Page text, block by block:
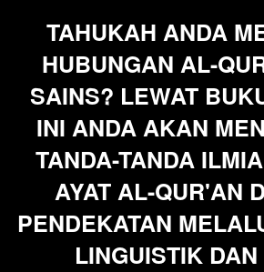
TAHUKAH ANDA
HUBUNGAN AL-
SAINS? LEWAT
INI ANDA AKAN
TANDA-TANDA
AYAT AL-QUR'AN
PENDEKATAN
LINGUISTIK